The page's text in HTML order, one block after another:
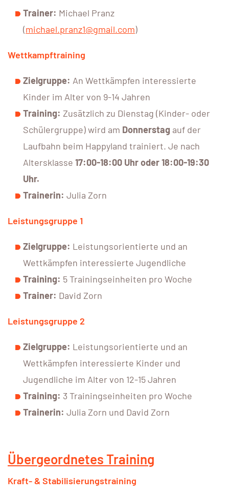
Trainer: Michael Pranz
(michael.pranz1@gmail.com)
Wettkampftraining
Zielgruppe: An Wettkämpfen interessierte
Kinder im Alter von 9-14 Jahren
Training: Zusätzlich zu Dienstag (Kinder- oder
Schülergruppe) wird am Donnerstag auf der
Laufbahn beim Happyland trainiert. Je nach
Altersklasse 17:00-18:00 Uhr oder 18:00-19:30
Uhr.
Trainerin: Julia Zorn
Leistungsgruppe 1
Zielgruppe: Leistungsorientierte und an
Wettkämpfen interessierte Jugendliche
Training: 5 Trainingseinheiten pro Woche
Trainer: David Zorn
Leistungsgruppe 2
Zielgruppe: Leistungsorientierte und an
Wettkämpfen interessierte Kinder und
Jugendliche im Alter von 12-15 Jahren
Training: 3 Trainingseinheiten pro Woche
Trainerin: Julia Zorn und David Zorn
Übergeordnetes Training
Kraft- & Stabilisierungstraining